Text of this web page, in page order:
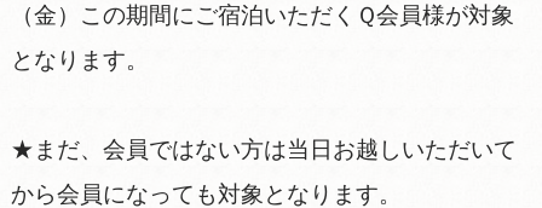
（金）この期間にご宿泊いただくＱ会員様が対象
となります。
★まだ、会員ではない方は当日お越しいただいて
から会員になっても対象となります。